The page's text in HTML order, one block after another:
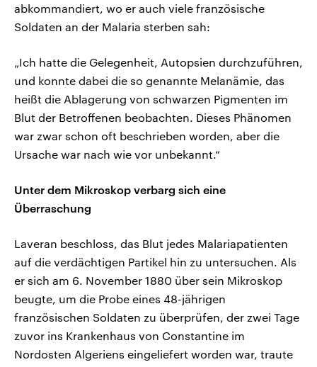
abkommandiert, wo er auch viele französische
Soldaten an der Malaria sterben sah:
„Ich hatte die Gelegenheit, Autopsien durchzuführen,
und konnte dabei die so genannte Melanämie, das
heißt die Ablagerung von schwarzen Pigmenten im
Blut der Betroffenen beobachten. Dieses Phänomen
war zwar schon oft beschrieben worden, aber die
Ursache war nach wie vor unbekannt.“
Unter dem Mikroskop verbarg sich eine
Überraschung
Laveran beschloss, das Blut jedes Malariapatienten
auf die verdächtigen Partikel hin zu untersuchen. Als
er sich am 6. November 1880 über sein Mikroskop
beugte, um die Probe eines 48-jährigen
französischen Soldaten zu überprüfen, der zwei Tage
zuvor ins Krankenhaus von Constantine im
Nordosten Algeriens eingeliefert worden war, traute